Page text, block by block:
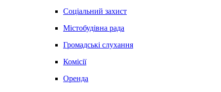
Соціальний захист
Містобудівна рада
Громадські слухання
Комісії
Оренда